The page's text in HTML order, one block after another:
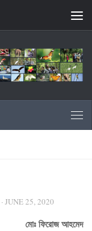
· JUNE 25, 2020
মোঃ ফিরোজ আহমেদ